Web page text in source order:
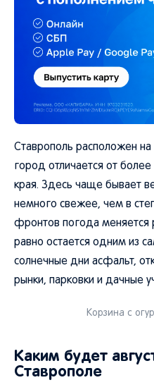
Ставрополь расположен
город отличается от
края. Здесь чаще бывает
немного свежее, чем в
фронтов погода меняется
равно остается одним из
солнечные дни асфальт,
рынки, парковки и дачные
Корзина с
Каким будет
Ставрополе